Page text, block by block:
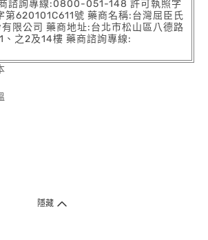
諮詢專線:0800-051-148 許可執照字
第620101C611號 藥商名稱:台灣屈臣氏
限公司 藥商地址:台北市松山區八德路
、之2及14樓 藥商諮詢專線:
隱藏